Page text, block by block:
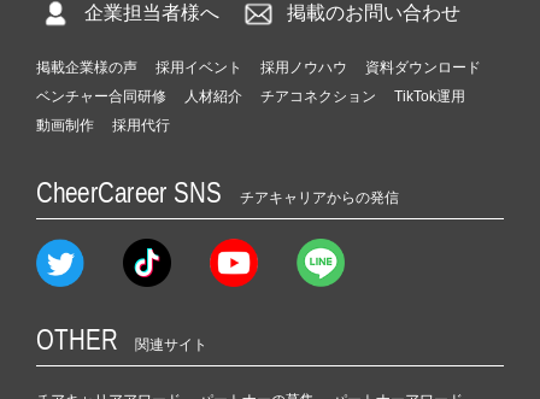
企業担当者様へ 掲載のお問い合わせ
掲載企業様の声 採用イベント 採用ノウハウ
資料ダウンロード
ベンチャー合同研修
人材紹介 チアコネクション
TikTok運用
動画制作
採用代行
CheerCareer SNS チアキャリアからの発信
OTHER 関連サイト